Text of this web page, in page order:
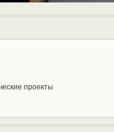
проекты